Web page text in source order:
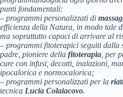
punti fondamentali:
– programmi personalizzati di
efficienza della Natura, in modo tale
ma soprattutto capaci di arrivare al
– programmi fitoterapici seguiti dalla
padre, pioniere della fitoterapia , per
cure con infusi, decotti, inalazioni,
ipocalorica e normocalorica;
– programmi personalizzati per la
tecnica Lucia Colaiacovo.